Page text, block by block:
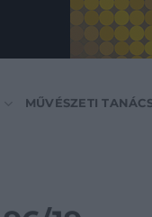
MŰVÉSZETI